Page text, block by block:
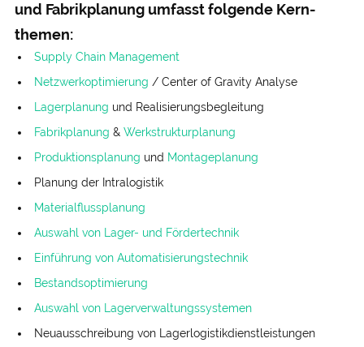
und Fabrik­planung umfasst folgende Kern­
themen:
Supply Chain Management
Netzwerk­optimierung / Center of Gravity Analyse
Lager­planung und Realisierungs­begleitung
Fabrik­planung & Werk­struktur­planung
Produktionsplanung und Montage­planung
Planung der Intra­logistik
Materialfluss­planung
Aus­wahl von Lager- und Förder­technik
Ein­führung von Automatisierungs­technik
Bestands­optimierung
Aus­wahl von Lager­verwaltungs­systemen
Neu­aus­schreibung von Lager­logistik­dienst­leistungen